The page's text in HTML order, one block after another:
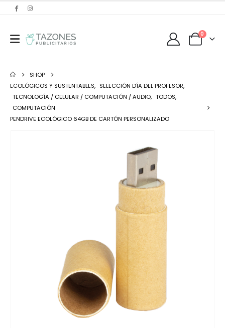
0
SHOP
ECOLÓGICOS Y SUSTENTABLES, SELECCIÓN DÍA DEL PROFESOR,
TECNOLOGÍA / CELULAR / COMPUTACIÓN / AUDIO, TODOS,
COMPUTACIÓN
PENDRIVE ECOLÓGICO 64GB DE CARTÓN PERSONALIZADO